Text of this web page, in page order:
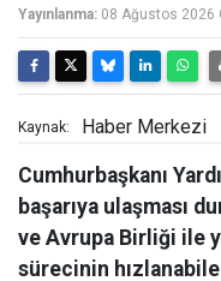
Yayınlanma: 08 Ağustos 2026
Kaynak: Haber Merkezi
Cumhurbaşkanı
başarıya ulaşması
ve Avrupa Birliği ile
sürecinin